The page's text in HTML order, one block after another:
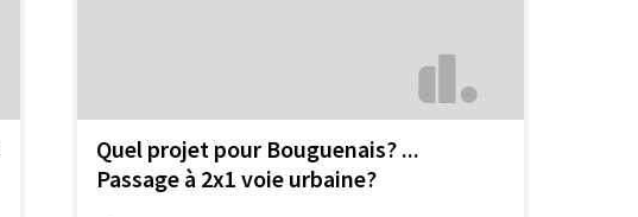
Quel projet pour Bouguenais? ...
Passage à 2x1 voie urbaine?